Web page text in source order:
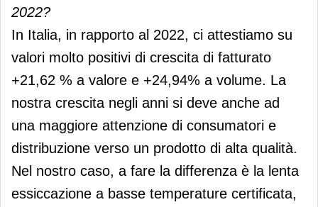
2022?
In Italia, in rapporto al 2022, ci attestiamo su
valori molto positivi di crescita di fatturato
+21,62 % a valore e +24,94% a volume. La
nostra crescita negli anni si deve anche ad
una maggiore attenzione di consumatori e
distribuzione verso un prodotto di alta qualità.
Nel nostro caso, a fare la differenza è la lenta
essiccazione a basse temperature certificata,